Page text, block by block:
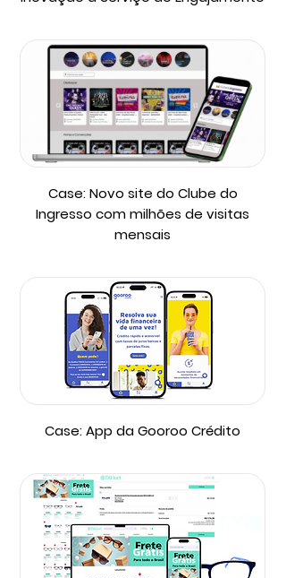
Case: Novo site do Clube do
Ingresso com milhões de visitas
mensais
Case: App da Gooroo Crédito